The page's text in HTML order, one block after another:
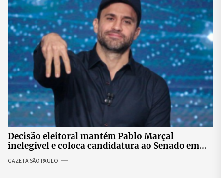
Decisão eleitoral mantém Pablo Marçal
inelegível e coloca candidatura ao Senado em
GAZETA SÃO PAULO